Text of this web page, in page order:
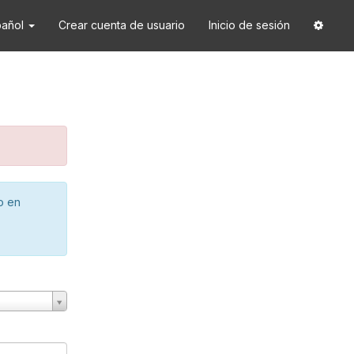
Crear cuenta de usuario Inicio de sesión
en